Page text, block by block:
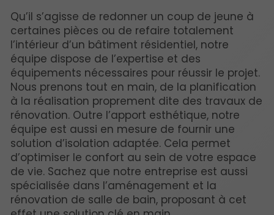
Qu’il s’agisse de redonner un coup de jeune à
certaines pièces ou de refaire totalement
l’intérieur d’un bâtiment résidentiel, notre
équipe dispose de l’expertise et des
équipements nécessaires pour réussir le projet.
Nous prenons tout en main, de la planification
à la réalisation proprement dite des travaux de
rénovation. Outre l’apport esthétique, notre
équipe est aussi en mesure de fournir une
solution d’isolation adaptée. Cela permet
d’optimiser le confort au sein de votre espace
de vie. Sachez que notre entreprise est aussi
spécialisée dans l’aménagement et la
rénovation de salle de bain, proposant à cet